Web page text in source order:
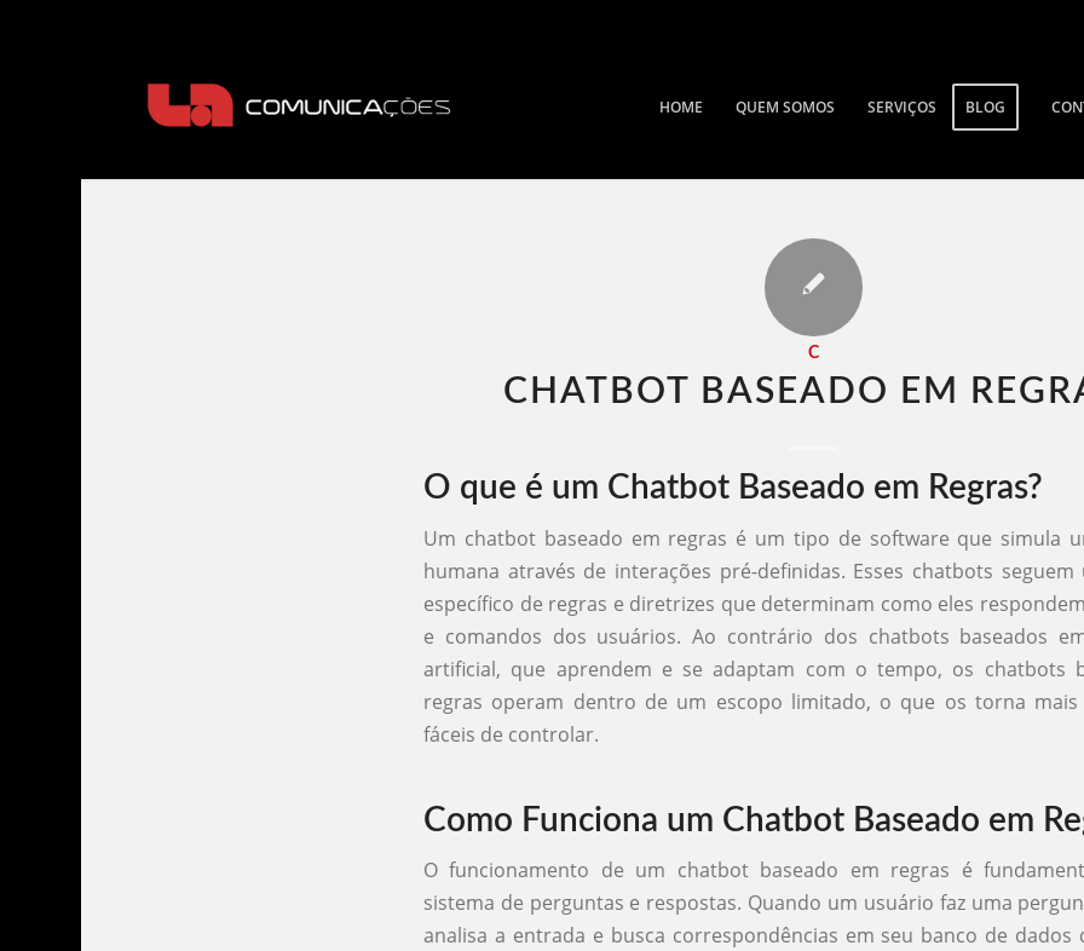
HOME QUEM SOMOS SERVIÇOS BLOG
C
CHATBOT BASEADO EM
O que é um Chatbot Baseado em Regras?
Um chatbot baseado em regras é um tipo de software que simula
humana através de interações pré-definidas. Esses chatbots
específico de regras e diretrizes que determinam como eles
e comandos dos usuários. Ao contrário dos chatbots baseados
artificial, que aprendem e se adaptam com o tempo, os chatbots
regras operam dentro de um escopo limitado, o que os torna mais
fáceis de controlar.
Como Funciona um Chatbot Baseado em
O funcionamento de um chatbot baseado em regras é
sistema de perguntas e respostas. Quando um usuário faz uma
analisa a entrada e busca correspondências em seu banco de dados